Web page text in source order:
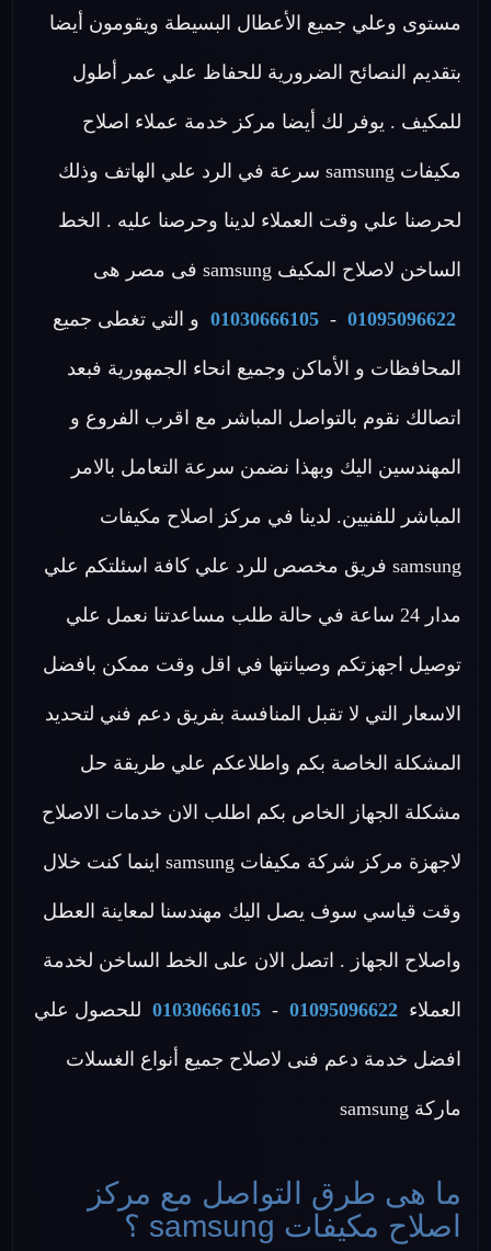
مستوى وعلي جميع الأعطال البسيطة ويقومون أيضا
بتقديم النصائح الضرورية للحفاظ علي عمر أطول
للمكيف . يوفر لك أيضا مركز خدمة عملاء اصلاح
مكيفات samsung سرعة في الرد علي الهاتف وذلك
لحرصنا علي وقت العملاء لدينا وحرصنا عليه . الخط
الساخن لاصلاح المكيف samsung فى مصر هى
01095096622
-
01030666105 و التي تغطى جميع
المحافظات و الأماكن وجميع انحاء الجمهورية فبعد
اتصالك نقوم بالتواصل المباشر مع اقرب الفروع و
المهندسين اليك وبهذا نضمن سرعة التعامل بالامر
المباشر للفنيين. لدينا في مركز اصلاح مكيفات
samsung فريق مخصص للرد علي كافة اسئلتكم علي
مدار 24 ساعة في حالة طلب مساعدتنا نعمل علي
توصيل اجهزتكم وصيانتها في اقل وقت ممكن بافضل
الاسعار التي لا تقبل المنافسة بفريق دعم فني لتحديد
المشكلة الخاصة بكم واطلاعكم علي طريقة حل
مشكلة الجهاز الخاص بكم اطلب الان خدمات الاصلاح
لاجهزة مركز شركة مكيفات samsung اينما كنت خلال
وقت قياسي سوف يصل اليك مهندسنا لمعاينة العطل
واصلاح الجهاز . اتصل الان على الخط الساخن لخدمة
العملاء 01095096622
-
01030666105 للحصول علي
افضل خدمة دعم فنى لاصلاح جميع أنواع الغسلات
ماركة samsung
ما هى طرق التواصل مع مركز
اصلاح مكيفات samsung ؟